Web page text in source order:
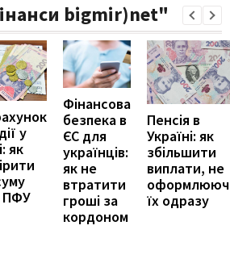
bigmir)net"
у
як
ПФУ
Фінансова
безпека в
ЄС для
українців:
як не
втратити
гроші за
кордоном
Пенсія в
Україні: як
збільшити
виплати, не
їх одразу